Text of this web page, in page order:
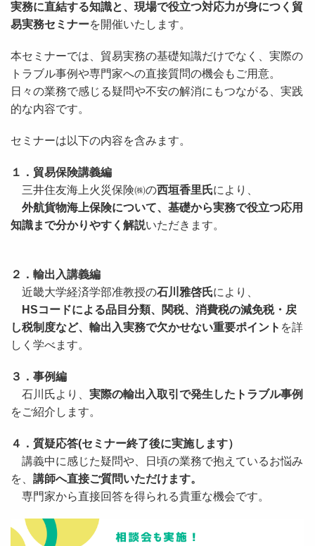
実務に直結する知識と、現場で役立つ対応力が身につく貿
易実務セミナーを開催いたします。
本セミナーでは、貿易実務の基礎知識だけでなく、実際の
トラブル事例や専門家への直接質問の機会もご用意。
日々の業務で感じる疑問や不安の解消にもつながる、実践
的な内容です。
セミナーは以下の内容を含みます。
１．貿易保険講義編
三井住友海上火災保険㈱の西垣香里氏により、
外航貨物海上保険について、基礎から実務で役立つ応用
知識まで分かりやすく解説いただきます。
２．輸出入講義編
近畿大学経済学部准教授の石川雅啓氏により、
HSコードによる品目分類、関税、消費税の減免税・戻
し税制度など、輸出入実務で欠かせない重要ポイント を詳
しく学べます。
３．事例編
石川氏より、 実際の輸出入取引で発生したトラブル事例
をご紹介します。
４．質疑応答(セミナー終了後に実施します）
講義中に感じた疑問や、日頃の業務で抱えているお悩み
を、 講師へ直接ご質問いただけます。
専門家から直接回答を得られる貴重な機会です。